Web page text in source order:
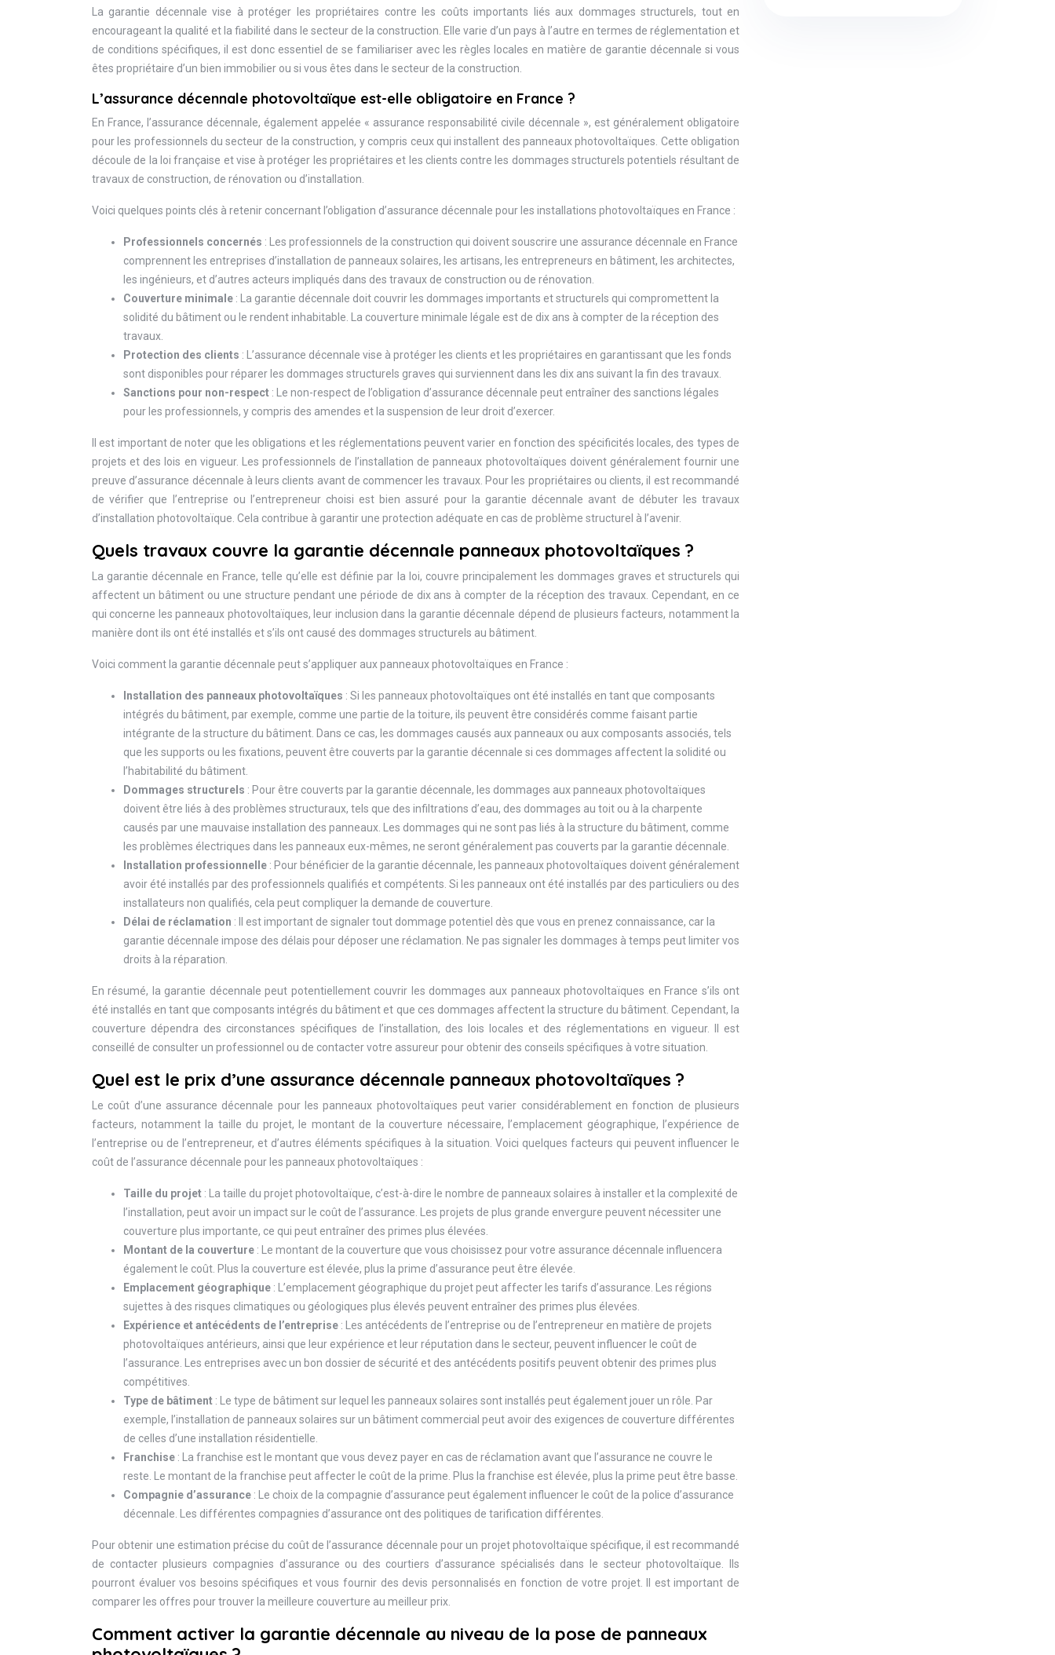
La garantie décennale vise à protéger les propriétaires contre les coûts importants liés aux dommages structurels, tout en
encourageant la qualité et la fiabilité dans le secteur de la construction. Elle varie d’un pays à l’autre en termes de réglementation et
de conditions spécifiques, il est donc essentiel de se familiariser avec les règles locales en matière de garantie décennale si vous
êtes propriétaire d’un bien immobilier ou si vous êtes dans le secteur de la construction.
L’assurance décennale photovoltaïque est-elle obligatoire en France ?
En France, l’assurance décennale, également appelée « assurance responsabilité civile décennale », est généralement obligatoire
pour les professionnels du secteur de la construction, y compris ceux qui installent des panneaux photovoltaïques. Cette obligation
découle de la loi française et vise à protéger les propriétaires et les clients contre les dommages structurels potentiels résultant de
travaux de construction, de rénovation ou d’installation.
Voici quelques points clés à retenir concernant l’obligation d’assurance décennale pour les installations photovoltaïques en France :
Professionnels concernés : Les professionnels de la construction qui doivent souscrire une assurance décennale en France
comprennent les entreprises d’installation de panneaux solaires, les artisans, les entrepreneurs en bâtiment, les architectes,
les ingénieurs, et d’autres acteurs impliqués dans des travaux de construction ou de rénovation.
Couverture minimale : La garantie décennale doit couvrir les dommages importants et structurels qui compromettent la
solidité du bâtiment ou le rendent inhabitable. La couverture minimale légale est de dix ans à compter de la réception des
travaux.
Protection des clients : L’assurance décennale vise à protéger les clients et les propriétaires en garantissant que les fonds
sont disponibles pour réparer les dommages structurels graves qui surviennent dans les dix ans suivant la fin des travaux.
Sanctions pour non-respect : Le non-respect de l’obligation d’assurance décennale peut entraîner des sanctions légales
pour les professionnels, y compris des amendes et la suspension de leur droit d’exercer.
Il est important de noter que les obligations et les réglementations peuvent varier en fonction des spécificités locales, des types de
projets et des lois en vigueur. Les professionnels de l’installation de panneaux photovoltaïques doivent généralement fournir une
preuve d’assurance décennale à leurs clients avant de commencer les travaux. Pour les propriétaires ou clients, il est recommandé
de vérifier que l’entreprise ou l’entrepreneur choisi est bien assuré pour la garantie décennale avant de débuter les travaux
d’installation photovoltaïque. Cela contribue à garantir une protection adéquate en cas de problème structurel à l’avenir.
Quels travaux couvre la garantie décennale panneaux photovoltaïques ?
La garantie décennale en France, telle qu’elle est définie par la loi, couvre principalement les dommages graves et structurels qui
affectent un bâtiment ou une structure pendant une période de dix ans à compter de la réception des travaux. Cependant, en ce
qui concerne les panneaux photovoltaïques, leur inclusion dans la garantie décennale dépend de plusieurs facteurs, notamment la
manière dont ils ont été installés et s’ils ont causé des dommages structurels au bâtiment.
Voici comment la garantie décennale peut s’appliquer aux panneaux photovoltaïques en France :
Installation des panneaux photovoltaïques : Si les panneaux photovoltaïques ont été installés en tant que composants
intégrés du bâtiment, par exemple, comme une partie de la toiture, ils peuvent être considérés comme faisant partie
intégrante de la structure du bâtiment. Dans ce cas, les dommages causés aux panneaux ou aux composants associés, tels
que les supports ou les fixations, peuvent être couverts par la garantie décennale si ces dommages affectent la solidité ou
l’habitabilité du bâtiment.
Dommages structurels : Pour être couverts par la garantie décennale, les dommages aux panneaux photovoltaïques
doivent être liés à des problèmes structuraux, tels que des infiltrations d’eau, des dommages au toit ou à la charpente
causés par une mauvaise installation des panneaux. Les dommages qui ne sont pas liés à la structure du bâtiment, comme
les problèmes électriques dans les panneaux eux-mêmes, ne seront généralement pas couverts par la garantie décennale.
Installation professionnelle : Pour bénéficier de la garantie décennale, les panneaux photovoltaïques doivent généralement
avoir été installés par des professionnels qualifiés et compétents. Si les panneaux ont été installés par des particuliers ou des
installateurs non qualifiés, cela peut compliquer la demande de couverture.
Délai de réclamation : Il est important de signaler tout dommage potentiel dès que vous en prenez connaissance, car la
garantie décennale impose des délais pour déposer une réclamation. Ne pas signaler les dommages à temps peut limiter vos
droits à la réparation.
En résumé, la garantie décennale peut potentiellement couvrir les dommages aux panneaux photovoltaïques en France s’ils ont
été installés en tant que composants intégrés du bâtiment et que ces dommages affectent la structure du bâtiment. Cependant, la
couverture dépendra des circonstances spécifiques de l’installation, des lois locales et des réglementations en vigueur. Il est
conseillé de consulter un professionnel ou de contacter votre assureur pour obtenir des conseils spécifiques à votre situation.
Quel est le prix d’une assurance décennale panneaux photovoltaïques ?
Le coût d’une assurance décennale pour les panneaux photovoltaïques peut varier considérablement en fonction de plusieurs
facteurs, notamment la taille du projet, le montant de la couverture nécessaire, l’emplacement géographique, l’expérience de
l’entreprise ou de l’entrepreneur, et d’autres éléments spécifiques à la situation. Voici quelques facteurs qui peuvent influencer le
coût de l’assurance décennale pour les panneaux photovoltaïques :
Taille du projet : La taille du projet photovoltaïque, c’est-à-dire le nombre de panneaux solaires à installer et la complexité de
l’installation, peut avoir un impact sur le coût de l’assurance. Les projets de plus grande envergure peuvent nécessiter une
couverture plus importante, ce qui peut entraîner des primes plus élevées.
Montant de la couverture : Le montant de la couverture que vous choisissez pour votre assurance décennale influencera
également le coût. Plus la couverture est élevée, plus la prime d’assurance peut être élevée.
Emplacement géographique : L’emplacement géographique du projet peut affecter les tarifs d’assurance. Les régions
sujettes à des risques climatiques ou géologiques plus élevés peuvent entraîner des primes plus élevées.
Expérience et antécédents de l’entreprise : Les antécédents de l’entreprise ou de l’entrepreneur en matière de projets
photovoltaïques antérieurs, ainsi que leur expérience et leur réputation dans le secteur, peuvent influencer le coût de
l’assurance. Les entreprises avec un bon dossier de sécurité et des antécédents positifs peuvent obtenir des primes plus
compétitives.
Type de bâtiment : Le type de bâtiment sur lequel les panneaux solaires sont installés peut également jouer un rôle. Par
exemple, l’installation de panneaux solaires sur un bâtiment commercial peut avoir des exigences de couverture différentes
de celles d’une installation résidentielle.
Franchise : La franchise est le montant que vous devez payer en cas de réclamation avant que l’assurance ne couvre le
reste. Le montant de la franchise peut affecter le coût de la prime. Plus la franchise est élevée, plus la prime peut être basse.
Compagnie d’assurance : Le choix de la compagnie d’assurance peut également influencer le coût de la police d’assurance
décennale. Les différentes compagnies d’assurance ont des politiques de tarification différentes.
Pour obtenir une estimation précise du coût de l’assurance décennale pour un projet photovoltaïque spécifique, il est recommandé
de contacter plusieurs compagnies d’assurance ou des courtiers d’assurance spécialisés dans le secteur photovoltaïque. Ils
pourront évaluer vos besoins spécifiques et vous fournir des devis personnalisés en fonction de votre projet. Il est important de
comparer les offres pour trouver la meilleure couverture au meilleur prix.
Comment activer la garantie décennale au niveau de la pose de panneaux